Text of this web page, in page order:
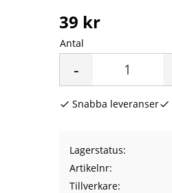
39 kr
Antal
-
Snabba leveranser
Lagerstatus
Artikelnr
Tillverkare